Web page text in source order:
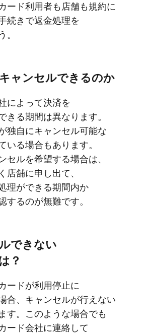
ード利用者も​店舗も​規約に​
続きで​返金処理を​
。
ャンセルできるのか
に​よって​決済を​
きる​期間は​異なります。​
独自に​キャンセル可能な​
いる​場合も​あります。​
セルを​希望する​場合は、​
店舗に​申し出て、​
理が​できる​期間​内か​
するのが​無難です。
できない​
？
ードが​利用停止に​
合、​キャンセルが​行えない​
す。​このような​場合でも​
ード会社に​連絡して​